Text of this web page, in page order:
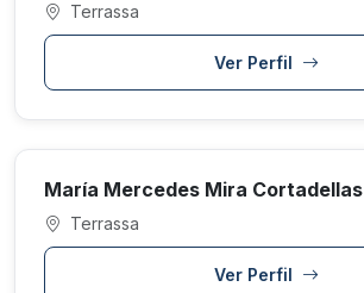
Terrassa
Ver Perfil
María Mercedes Mira Cortadellas
Terrassa
Ver Perfil